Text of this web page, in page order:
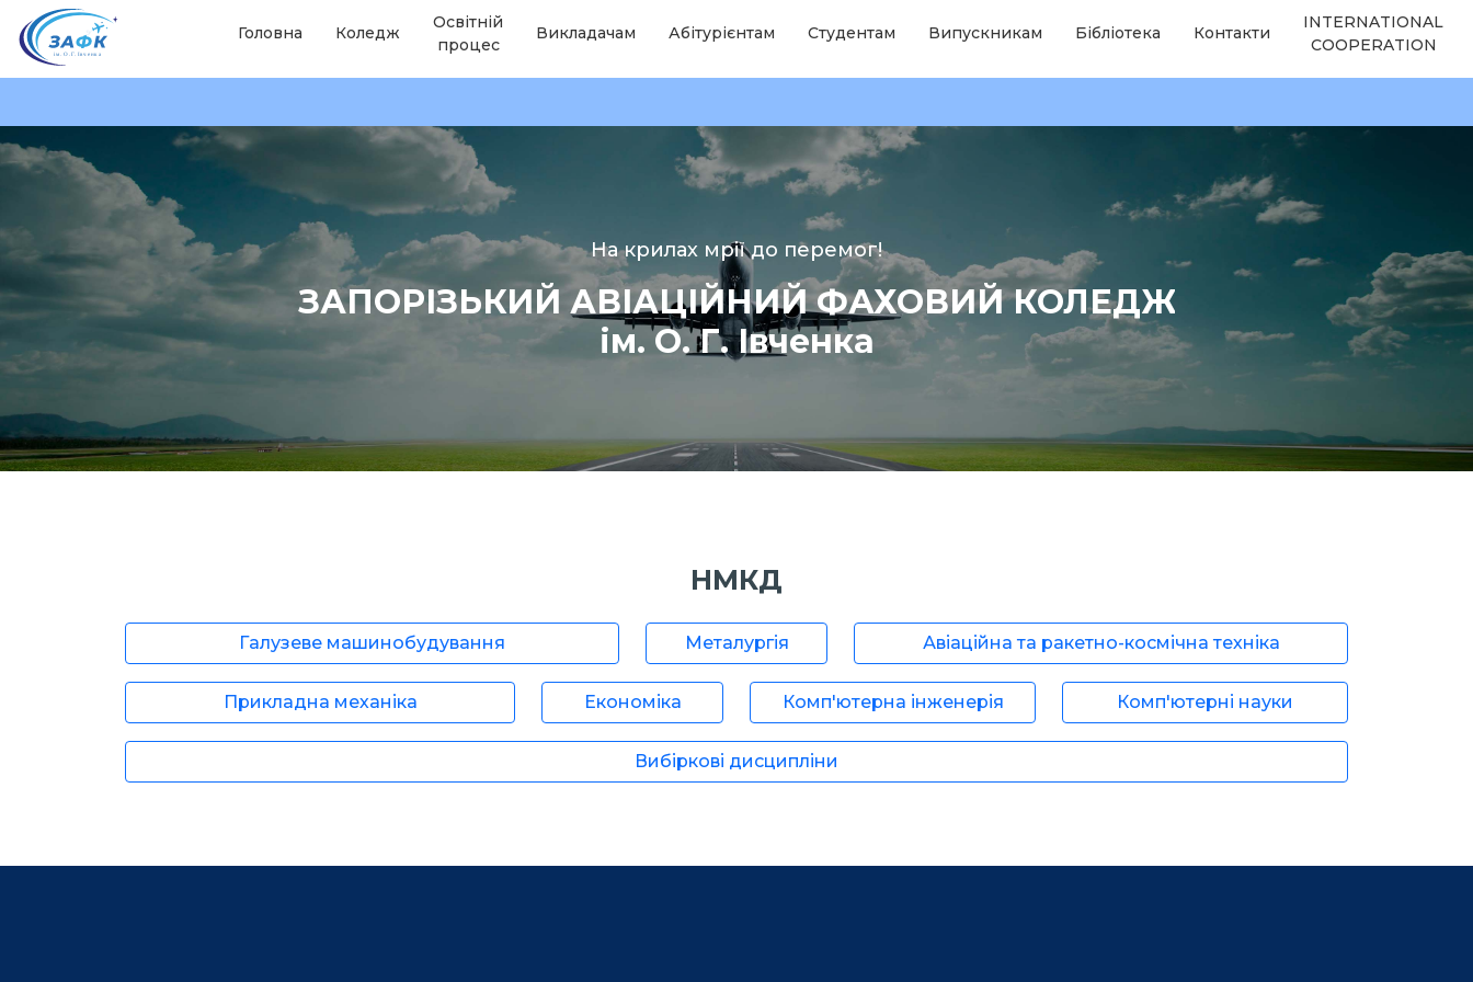
Головна Коледж
Освітній
процес
Викладачам Абітурієнтам Студентам Випускникам Бібліотека Контакти
INTERNATIONAL
COOPERATION
На крилах мрії до перемог!
ЗАПОРІЗЬКИЙ АВІАЦІЙНИЙ ФАХОВИЙ КОЛЕДЖ
ім. О. Г. Івченка
НМКД
Галузеве машинобудування Металургія Авіаційна та ракетно-космічна техніка
Прикладна механіка Економіка Комп'ютерна інженерія Комп'ютерні науки
Вибіркові дисципліни